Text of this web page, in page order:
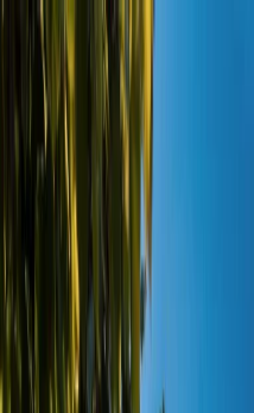
Plan je huwelijk
Leveranciers
Inspiratie
Plan je huwelijk Leveranciers
Word partner
Jouw profiel